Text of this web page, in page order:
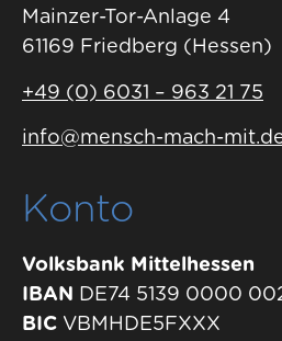
Mainzer-Tor-Anlage 4
61169 Friedberg (Hessen)
+49 (0) 6031 – 963 21 75
info@mensch-mach-
Konto
Volksbank Mittelhessen
IBAN DE74 5139 0000
BIC VBMHDE5FXXX